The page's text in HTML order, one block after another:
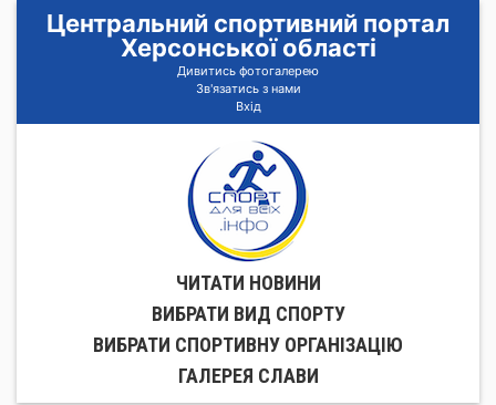
Центральний спортивний портал
Херсонської області
Дивитись фотогалерею
Зв'язатись з нами
Вхід
ЧИТАТИ НОВИНИ
ВИБРАТИ ВИД СПОРТУ
ВИБРАТИ СПОРТИВНУ ОРГАНIЗАЦIЮ
ГАЛЕРЕЯ СЛАВИ